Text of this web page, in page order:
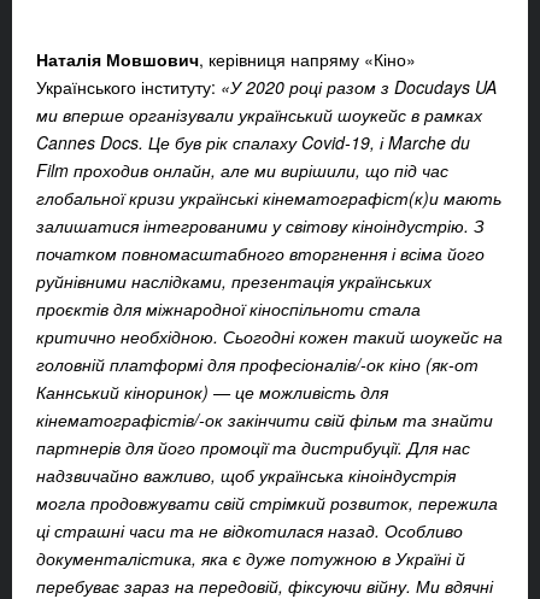
Наталія Мовшович, керівниця напряму «Кіно»
Українського інституту: «У 2020 році разом з Docudays UA
ми вперше організували український шоукейс в рамках
Cannes Docs. Це був рік спалаху Covid-19, і Marche du
Film проходив онлайн, але ми вирішили, що під час
глобальної кризи українські кінематографіст(к)и мають
залишатися інтегрованими у світову кіноіндустрію. З
початком повномасштабного вторгнення і всіма його
руйнівними наслідками, презентація українських
проєктів для міжнародної кіноспільноти стала
критично необхідною. Сьогодні кожен такий шоукейс на
головній платформі для професіоналів/-ок кіно (як-от
Каннський кіноринок) — це можливість для
кінематографістів/-ок закінчити свій фільм та знайти
партнерів для його промоції та дистрибуції. Для нас
надзвичайно важливо, щоб українська кіноіндустрія
могла продовжувати свій стрімкий розвиток, пережила
ці страшні часи та не відкотилася назад. Особливо
документалістика, яка є дуже потужною в Україні й
перебуває зараз на передовій, фіксуючи війну. Ми вдячні